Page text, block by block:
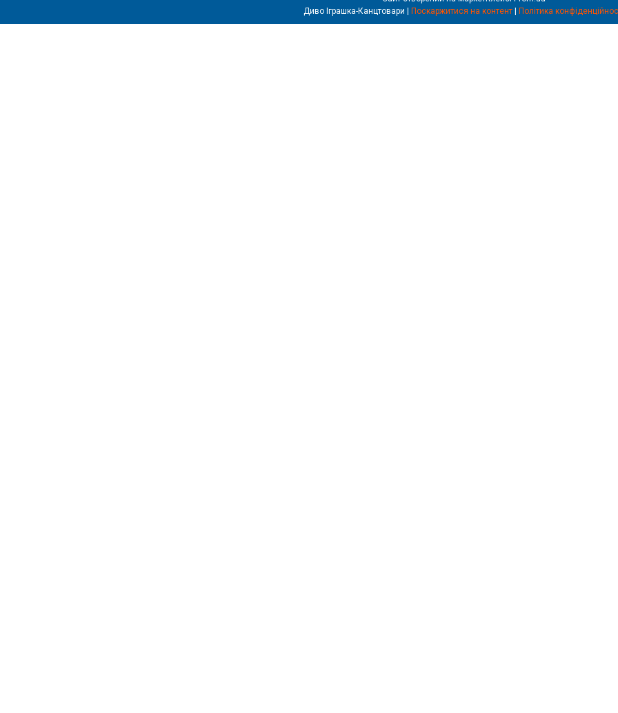
Диво Іграшка-Канцтовари | Поскаржитися на контент | Політика